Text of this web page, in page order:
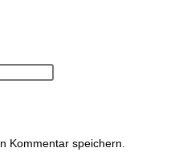
Kommentar speichern.